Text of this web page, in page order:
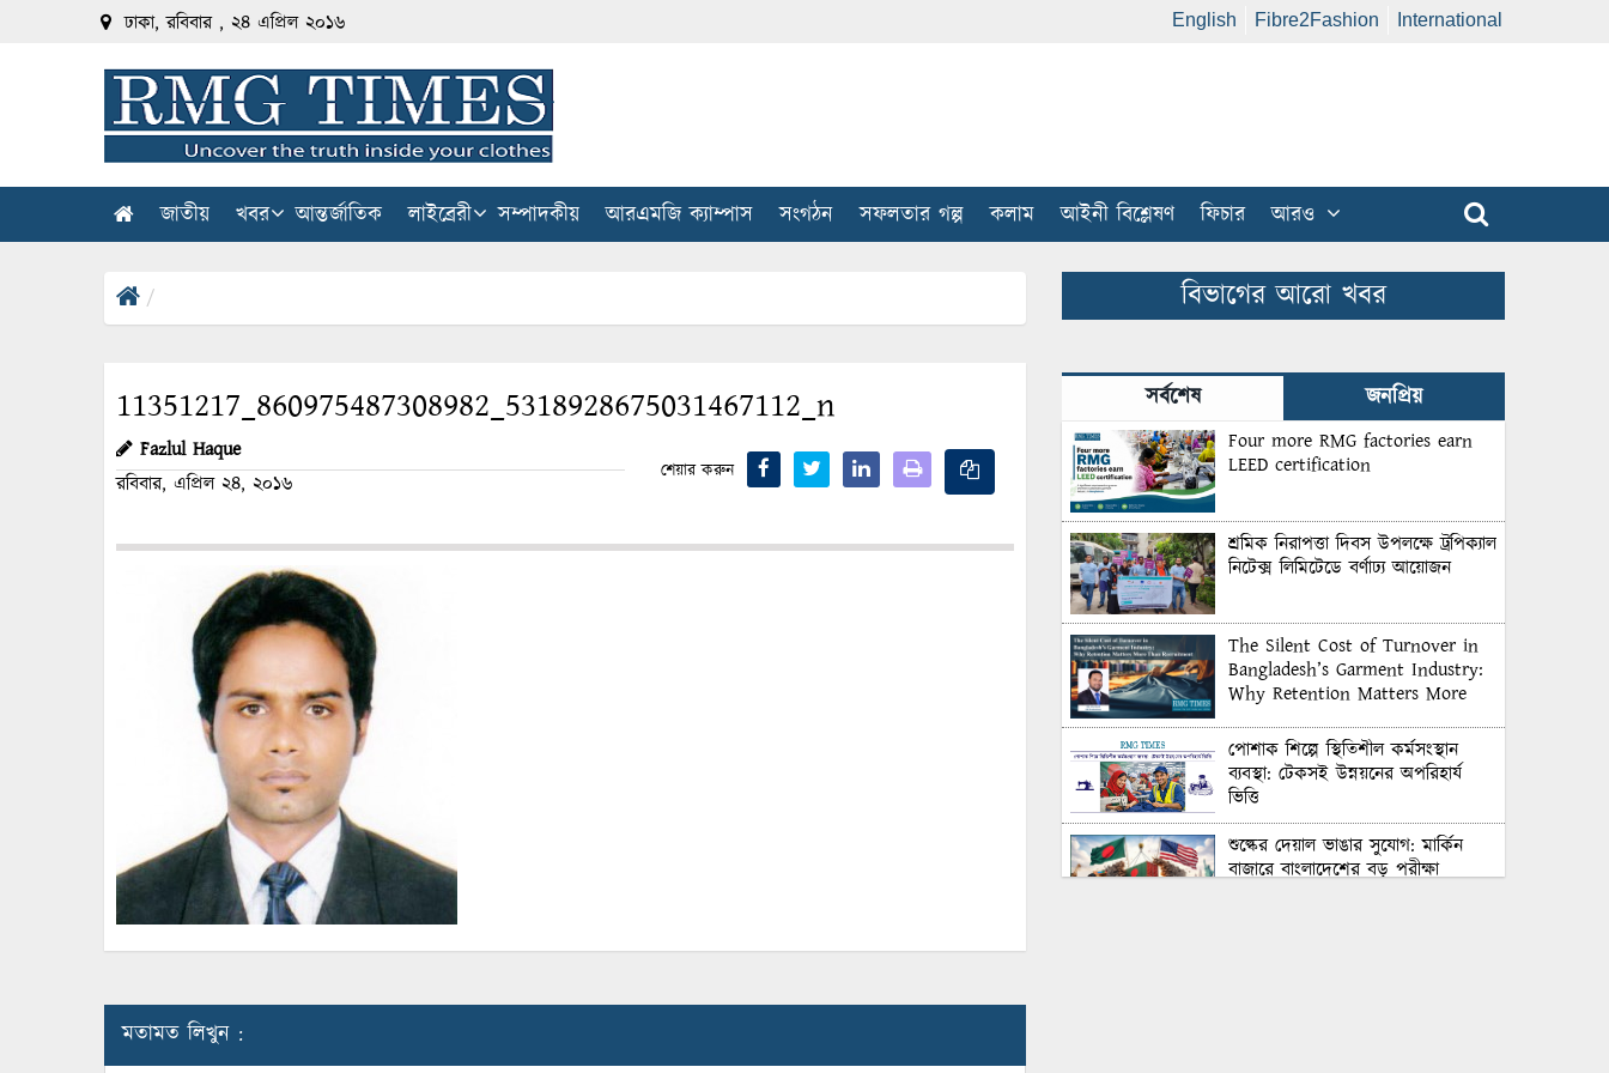
ঢাকা, রবিবার , ২৪ এপ্রিল ২০১৬ English Fibre2Fashion International
জাতীয় খবর আন্তর্জাতিক লাইব্রেরী সম্পাদকীয় আরএমজি ক্যাম্পাস সংগঠন সফলতার গল্প কলাম আইনী বিশ্লেষণ ফিচার আরও
11351217_860975487308982_5318928675031467112_n
Fazlul Haque
রবিবার, এপ্রিল ২৪, ২০১৬
শেয়ার করুন
মতামত লিখুন :
বিভাগের আরো খবর
সর্বশেষ জনপ্রিয়
Four more RMG factories earn
LEED certification
শ্রমিক নিরাপত্তা দিবস উপলক্ষে ট্রপিক্যাল
নিটেক্স লিমিটেডে বর্ণাঢ্য আয়োজন
The Silent Cost of Turnover in
Bangladesh’s Garment Industry:
Why Retention Matters More
পোশাক শিল্পে স্থিতিশীল কর্মসংস্থান
ব্যবস্থা: টেকসই উন্নয়নের অপরিহার্য
ভিত্তি
শুল্কের দেয়াল ভাঙার সুযোগ: মার্কিন
বাজারে বাংলাদেশের বড় পরীক্ষা